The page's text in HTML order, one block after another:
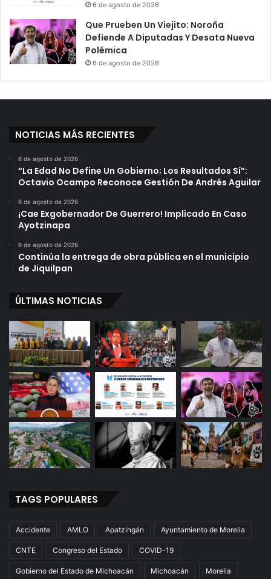
c
o
n
m
a
e
n
r
a
p
i
ñ
a
6 de agosto de 2026
Que Prueben Un Viejito: Noroña
Defiende A Diputadas Y Desata Nueva
Polémica
6 de agosto de 2026
NOTICIAS MÁS RECIENTES
6 de agosto de 2026
“La Edad No Define Un Gobierno; Los Resultados Sí”:
Octavio Ocampo Reconoce Gestión De Andrés Aguilar
6 de agosto de 2026
¡Cae Exgobernador De Guerrero! Implicado En Caso
Ayotzinapa
6 de agosto de 2026
Continúa la entrega de obra pública en el municipio
de Jiquilpan
ÚLTIMAS NOTICIAS
TAGS POPULARES
Accidente AMLO Apatzingán Ayuntamiento de Morelia
CNTE Congreso del Estado COVID-19
Gobierno del Estado de Michoacán Michoacán Morelia